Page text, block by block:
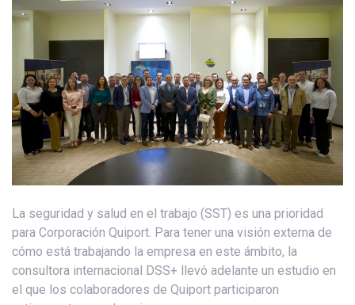
La seguridad y salud en el trabajo (SST) es una prioridad
para Corporación Quiport. Para tener una visión externa de
cómo está trabajando la empresa en este ámbito, la
consultora internacional DSS+ llevó adelante un estudio en
el que los colaboradores de Quiport participaron